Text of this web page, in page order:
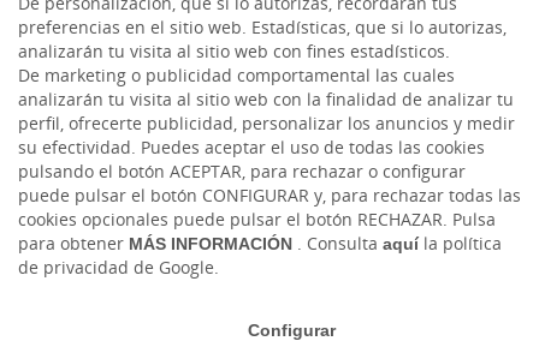
preferencias en el sitio web. Estadísticas, que si lo autorizas,
analizarán tu visita al sitio web con fines estadísticos.
De marketing o publicidad comportamental las cuales
analizarán tu visita al sitio web con la finalidad de analizar tu
perfil, ofrecerte publicidad, personalizar los anuncios y medir
su efectividad. Puedes aceptar el uso de todas las cookies
pulsando el botón ACEPTAR, para rechazar o configurar
puede pulsar el botón CONFIGURAR y, para rechazar todas las
cookies opcionales puede pulsar el botón RECHAZAR. Pulsa
para obtener MÁS INFORMACIÓN . Consulta aquíla política
de privacidad de Google.
Configurar
Cajasiete y COTIME
renuevan su convenio
de colaboración para
apoyar la formación y el
desarrollo profesional de
los titulados mercantiles
y empresariales